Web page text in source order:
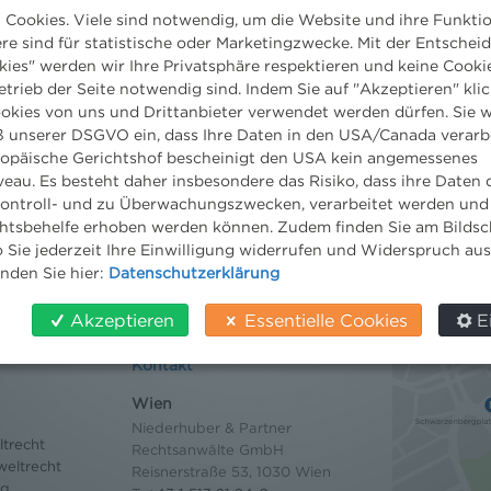
Kontakt
Wien
Niederhuber & Partner
Rechtsanwälte GmbH
Reisnerstraße 53, 1030 Wien
Viele sind notwendig, um die Website und ihre
sind für statistische oder Marketingzwecke. Mit der
werden wir Ihre Privatsphäre respektieren und keine
der Seite notwendig sind. Indem Sie auf "Akzeptieren"
von uns und Drittanbieter verwendet werden dürfen. Sie
unserer DSGVO ein, dass Ihre Daten in den USA/Canada
Gerichtshof bescheinigt den USA kein angemessenes
Es besteht daher insbesondere das Risiko, dass ihre Daten
und zu Überwachungszwecken, verarbeitet werden und
erhoben werden können. Zudem finden Sie am
Sie jederzeit Ihre Einwilligung widerrufen und Widerspruch
Sie hier: Datenschutzerklärung
Akzeptieren Essentielle Cookies